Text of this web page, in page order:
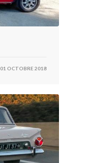
01 OCTOBRE 2018